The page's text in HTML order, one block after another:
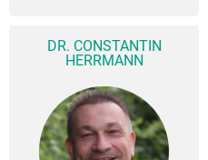
DR. CONSTANTIN
HERRMANN